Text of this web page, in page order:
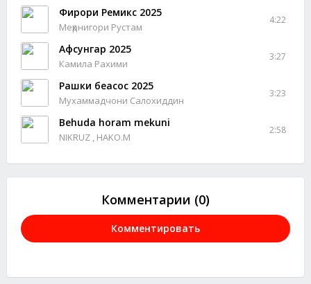
Фирори Ремикс 2025
Меҳрнигори Рустам
4:22
Афсунгар 2025
Камила Рахими
3:27
Рашки беасос 2025
Мухаммадчони Салохиддин
3:23
Behuda horam mekuni
NIKRUZ , HAKO.M
2:58
Комментарии (0)
Комментировать